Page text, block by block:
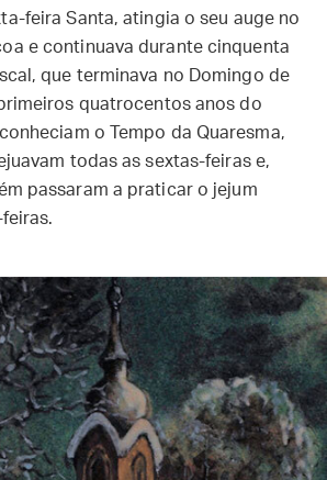
feira Santa, atingia o seu auge no
e continuava durante cinquenta
que terminava no Domingo de
quatrocentos anos do
o Tempo da Quaresma,
todas as sextas-feiras e,
passaram a praticar o jejum